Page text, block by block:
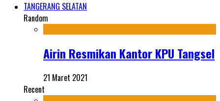
TANGERANG SELATAN
Random
Airin Resmikan Kantor KPU Tangsel
21 Maret 2021
Recent